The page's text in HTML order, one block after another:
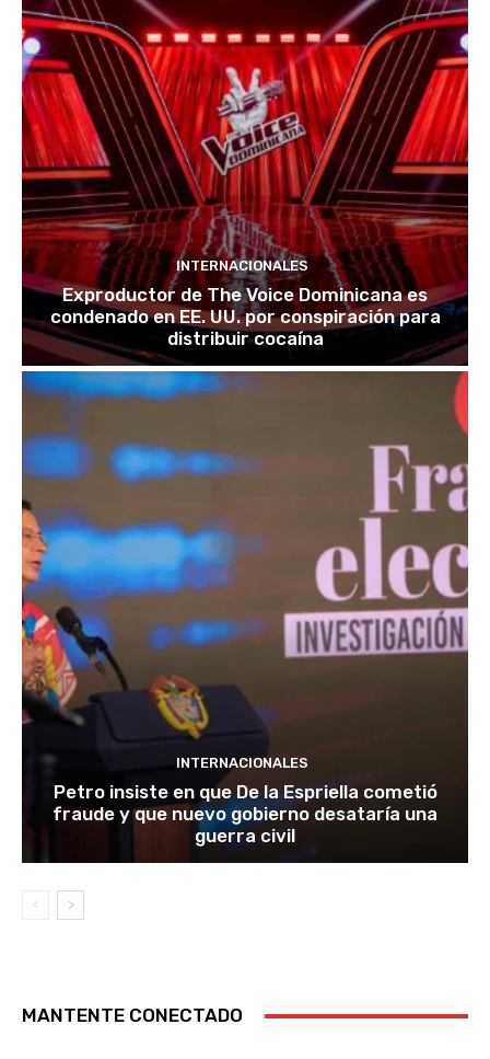
INTERNACIONALES
Exproductor de The Voice Dominicana es
condenado en EE. UU. por conspiración para
distribuir cocaína
INTERNACIONALES
Petro insiste en que De la Espriella cometió
fraude y que nuevo gobierno desataría una
guerra civil
MANTENTE CONECTADO